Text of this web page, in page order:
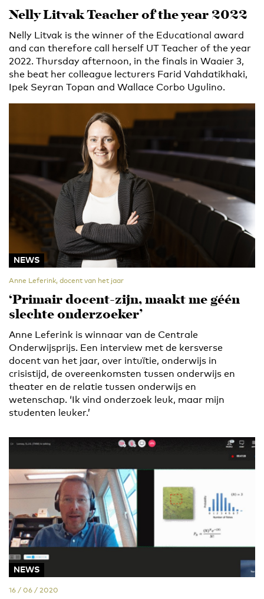
Nelly Litvak Teacher of the year 2022
Nelly Litvak is the winner of the Educational award
and can therefore call herself UT Teacher of the year
2022. Thursday afternoon, in the finals in Waaier 3,
she beat her colleague lecturers Farid Vahdatikhaki,
Ipek Seyran Topan and Wallace Corbo Ugulino.
NEWS
Anne Leferink, docent van het jaar
‘Primair docent-zijn, maakt me géén
slechte onderzoeker’
Anne Leferink is winnaar van de Centrale
Onderwijsprijs. Een interview met de kersverse
docent van het jaar, over intuïtie, onderwijs in
crisistijd, de overeenkomsten tussen onderwijs en
theater en de relatie tussen onderwijs en
wetenschap. ‘Ik vind onderzoek leuk, maar mijn
studenten leuker.’
NEWS
16 / 06 / 2020